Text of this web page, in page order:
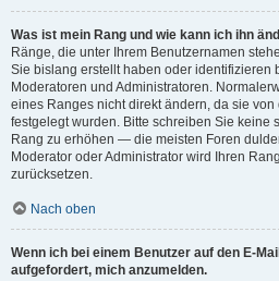
Was ist mein Rang und wie kann ich ihn
Ränge, die unter Ihrem Benutzernamen
Sie bislang erstellt haben oder identifizieren
Moderatoren und Administratoren.
eines Ranges nicht direkt ändern, da sie
festgelegt wurden. Bitte schreiben Sie keine
Rang zu erhöhen — die meisten Foren
Moderator oder Administrator wird Ihren
zurücksetzen.
Nach oben
Wenn ich bei einem Benutzer auf den E-
aufgefordert, mich anzumelden.